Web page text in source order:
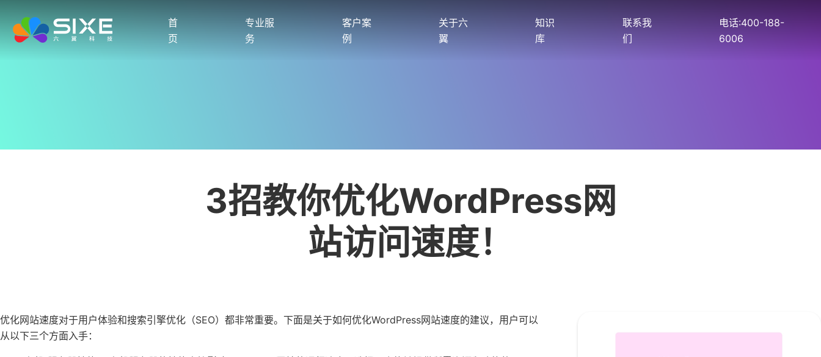
首
页
专业服
务
客户案
例
关于六
翼
知识
库
联系我
们
电话:400-188-
6006
3招教你优化WordPress网
站访问速度！
优化网站速度对于用户体验和搜索引擎优化（SEO）都非常重要。下面是关于如何优化WordPress网站速度的建议，用户可以
从以下三个方面入手：